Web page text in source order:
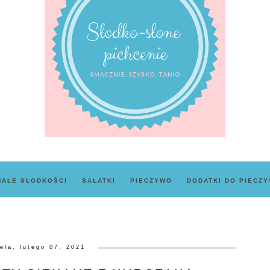
SŁODKOŚCI SAŁATKI PIECZYWO DODATKI DO
lutego 07, 2021